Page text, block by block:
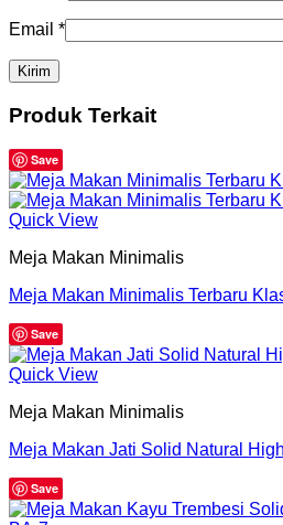
Email *
Produk Terkait
Save
Quick View
Meja Makan Minimalis
Meja Makan Minimalis Terbaru
Save
Quick View
Meja Makan Minimalis
Meja Makan Jati Solid Natural
Save